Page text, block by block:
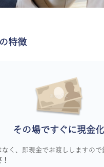
特徴
その場ですぐに現金化
なく、即現金でお渡ししますので